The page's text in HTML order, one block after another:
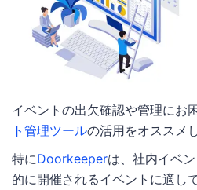
イベントの出欠確認や管理にお
ト管理ツールの活用をオススメ
特にDoorkeeperは、社内イベ
的に開催されるイベントに適し